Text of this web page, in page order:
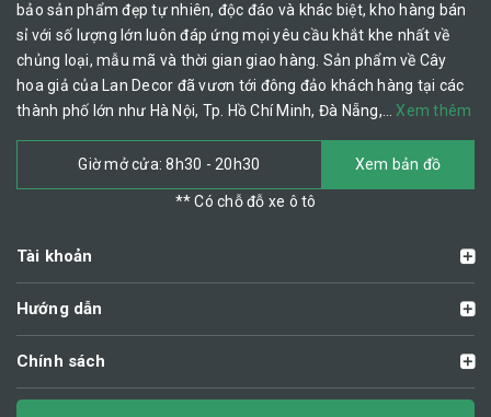
bảo sản phẩm đẹp tự nhiên, độc đáo và khác biệt, kho hàng bán
sỉ với số lượng lớn luôn đáp ứng mọi yêu cầu khắt khe nhất về
chủng loại, mẫu mã và thời gian giao hàng. Sản phẩm về Cây
hoa giả của Lan Decor đã vươn tới đông đảo khách hàng tại các
thành phố lớn như Hà Nội, Tp. Hồ Chí Minh, Đà Nẵng,… Xem thêm
Giờ mở cửa: 8h30 - 20h30 Xem bản đồ
** Có chỗ đỗ xe ô tô
Tài khoản
Hướng dẫn
Chính sách